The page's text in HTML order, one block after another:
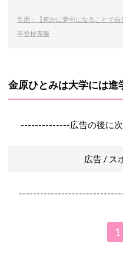
引用：【何かに夢中になることで
不登校克服
金原ひとみは大学には進
--------------広告の後に
広告 / ス
1